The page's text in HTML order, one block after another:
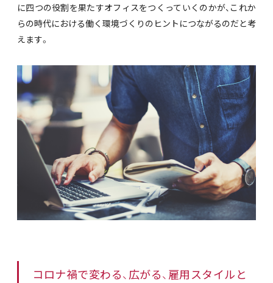
に四つの役割を果たすオフィスをつくっていくのかが、これか
らの時代における働く環境づくりのヒントにつながるのだと考
えます。
コロナ禍で変わる、広がる、雇用スタイルと